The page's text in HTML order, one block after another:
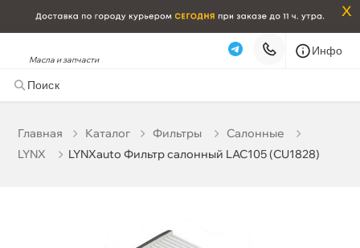
x
Масла и запчасти
Инфо
Главная Катало Фильтры
Салонные
LYNX
LYNXauto Фильтр салонный LAC105 (CU1828)